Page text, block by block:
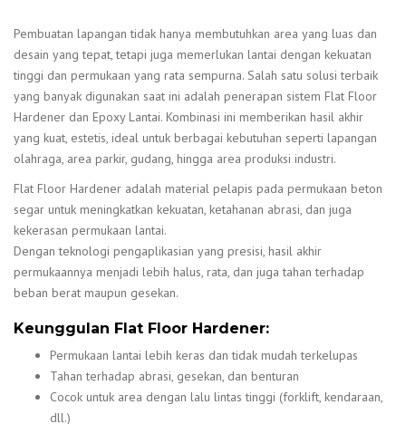
Pembuatan lapangan tidak hanya membutuhkan area yang luas dan
desain yang tepat, tetapi juga memerlukan lantai dengan kekuatan
tinggi dan permukaan yang rata sempurna. Salah satu solusi terbaik
yang banyak digunakan saat ini adalah penerapan sistem Flat Floor
Hardener dan Epoxy Lantai. Kombinasi ini memberikan hasil akhir
yang kuat, estetis, ideal untuk berbagai kebutuhan seperti lapangan
olahraga, area parkir, gudang, hingga area produksi industri.
Flat Floor Hardener adalah material pelapis pada permukaan beton
segar untuk meningkatkan kekuatan, ketahanan abrasi, dan juga
kekerasan permukaan lantai.
Dengan teknologi pengaplikasian yang presisi, hasil akhir
permukaannya menjadi lebih halus, rata, dan juga tahan terhadap
beban berat maupun gesekan.
Keunggulan Flat Floor Hardener:
Permukaan lantai lebih keras dan tidak mudah terkelupas
Tahan terhadap abrasi, gesekan, dan benturan
Cocok untuk area dengan lalu lintas tinggi (forklift, kendaraan,
dll.)